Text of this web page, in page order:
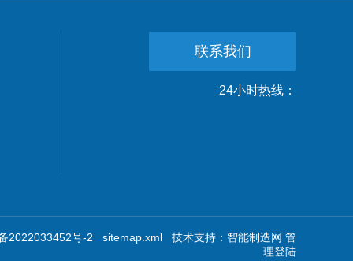
联系我们
24小时热线：
2022033452号-2 sitemap.xml 技术支持： 智能制造网 管
理登陆